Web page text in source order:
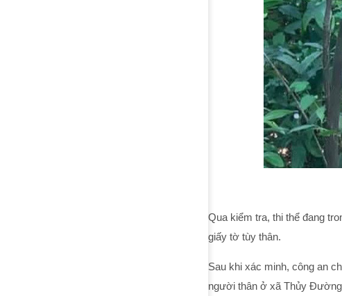
Qua kiểm tra, thi thể đang
giấy tờ tùy thân.
Sau khi xác minh, công an
người thân ở xã Thủy